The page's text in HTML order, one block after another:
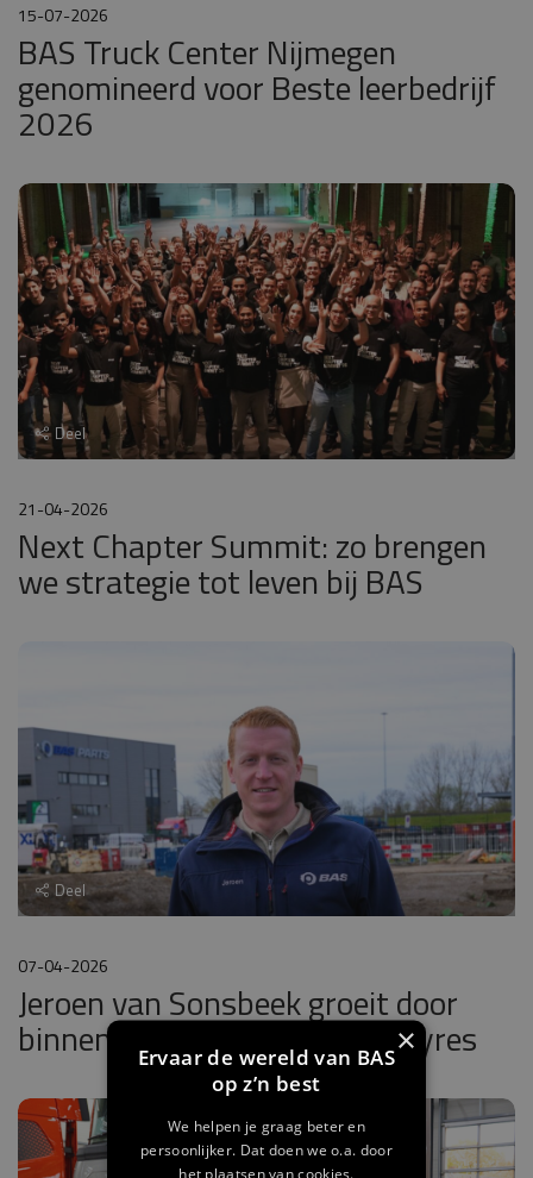
15-07-2026
BAS Truck Center Nijmegen
genomineerd voor Beste leerbedrijf
2026
Deel
21-04-2026
Next Chapter Summit: zo brengen
we strategie tot leven bij BAS
Deel
07-04-2026
Jeroen van Sonsbeek groeit door
binnen en mét BAS Parts & Tyres
×
Ervaar de wereld van BAS
op z’n best
We helpen je graag beter en
persoonlijker. Dat doen we o.a. door
het plaatsen van cookies.